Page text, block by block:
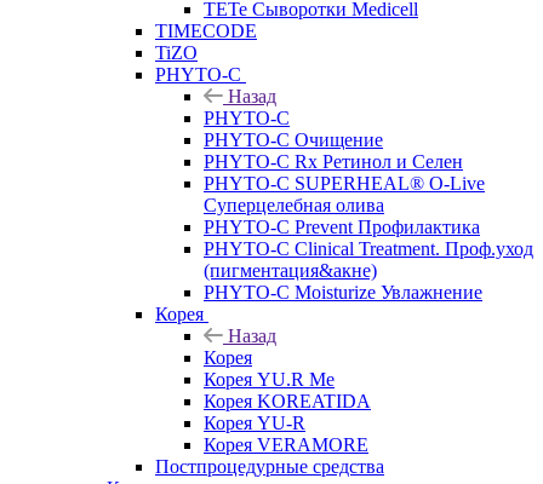
TETe Сыворотки Medicell
TIMECODE
TiZO
PHYTO-C
Назад
PHYTO-C
PHYTO-C Очищение
PHYTO-C Rx Ретинол и Селен
PHYTO-C SUPERHEAL® O-Live
Суперцелебная олива
PHYTO-C Prevent Профилактика
PHYTO-C Clinical Treatment. Проф.уход
(пигментация&акне)
PHYTO-C Moisturize Увлажнение
Корея
Назад
Корея
Корея YU.R Me
Корея KOREATIDA
Корея YU-R
Корея VERAMORE
Постпроцедурные средства